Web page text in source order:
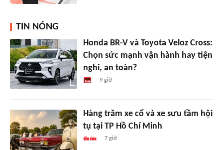
TIN NÓNG
Honda BR-V và Toyota Veloz Cross:
Chọn sức mạnh vận hành hay tiện
nghi, an toàn?
9 giờ
Hàng trăm xe cổ và xe sưu tầm hội
tụ tại TP Hồ Chí Minh
7 giờ